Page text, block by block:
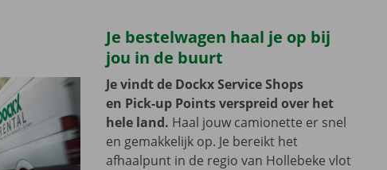
Je bestelwagen haal je op bij
jou in de buurt
Je vindt de Dockx Service Shops
en Pick-up Points verspreid over het
hele land. Haal jouw camionette er snel
en gemakkelijk op. Je bereikt het
afhaalpunt in de regio van Hollebeke vlot